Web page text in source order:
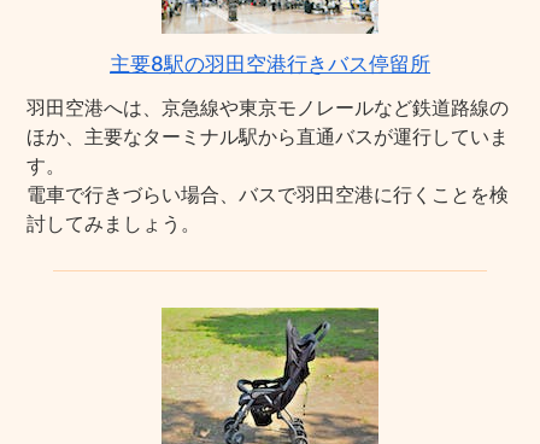
主要8駅の羽田空港行きバス停留所
羽田空港へは、京急線や東京モノレールなど鉄道路線の
ほか、主要なターミナル駅から直通バスが運行していま
す。
電車で行きづらい場合、バスで羽田空港に行くことを検
討してみましょう。